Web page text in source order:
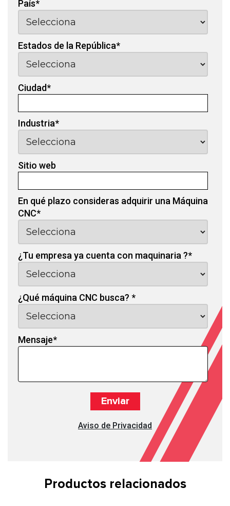
País*
Estados de la República*
Ciudad*
Industria*
Sitio web
En qué plazo consideras adquirir una Máquina
CNC*
¿Tu empresa ya cuenta con maquinaria ?*
¿Qué máquina CNC busca? *
Mensaje*
Aviso de Privacidad
Productos relacionados